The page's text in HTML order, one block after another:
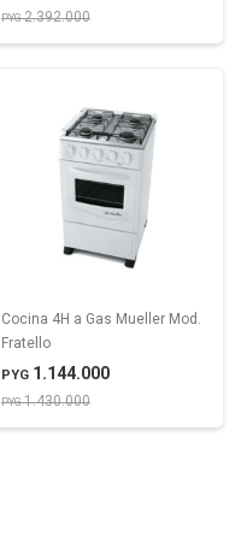
PYG2.392.000
Cocina 4H a Gas Mueller Mod.
Fratello
PYG 1.144.000
PYG1.430.000